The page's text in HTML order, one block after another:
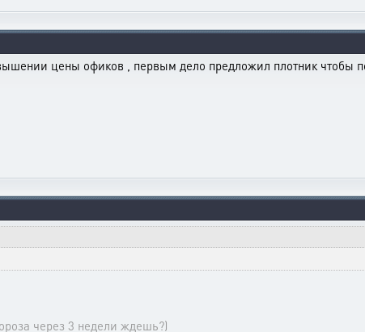
цены офиков , первым дело предложил плотник чтобы
через 3 недели ждешь?)